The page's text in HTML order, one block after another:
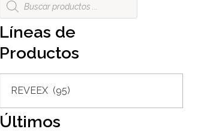
Líneas de
Productos
Últimos